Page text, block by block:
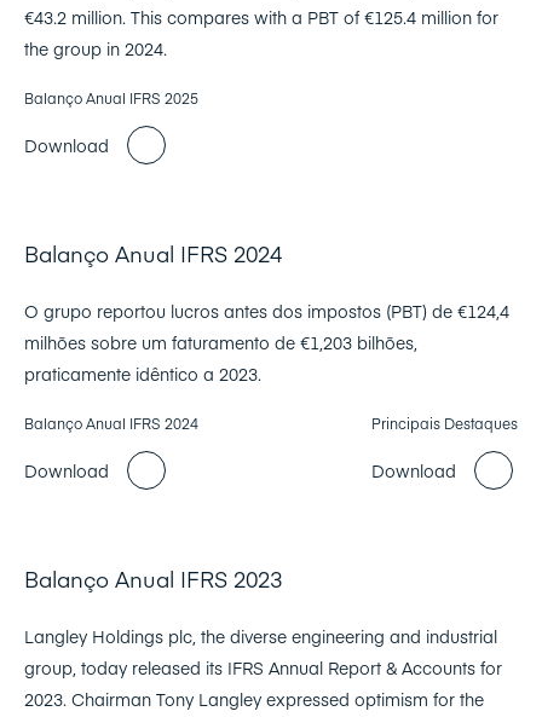
€43.2 million. This compares with a PBT of €125.4 million for
the group in 2024.
Balanço Anual IFRS 2025
Download
Balanço Anual IFRS 2024
O grupo reportou lucros antes dos impostos (PBT) de €124,4
milhões sobre um faturamento de €1,203 bilhões,
praticamente idêntico a 2023.
Balanço Anual IFRS 2024
Download
Principais Destaques
Download
Balanço Anual IFRS 2023
Langley Holdings plc, the diverse engineering and industrial
group, today released its IFRS Annual Report & Accounts for
2023. Chairman Tony Langley expressed optimism for the